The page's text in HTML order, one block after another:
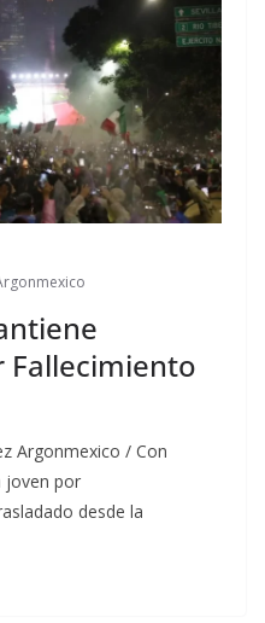
Fallecimiento
Argonmexico / Con
joven por
desde la